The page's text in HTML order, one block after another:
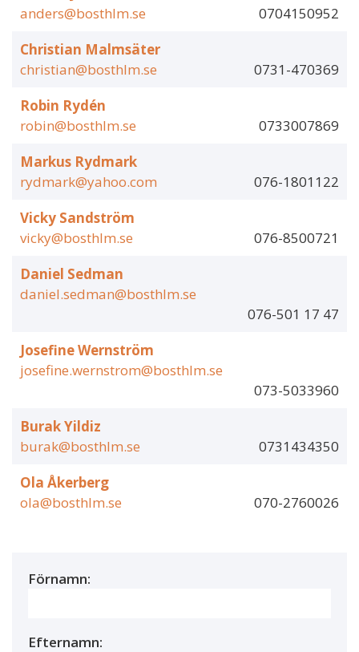
anders@bosthlm.se
0704150952
Christian Malmsäter
christian@bosthlm.se
0731-470369
Robin Rydén
robin@bosthlm.se
0733007869
Markus Rydmark
rydmark@yahoo.com
076-1801122
Vicky Sandström
vicky@bosthlm.se
076-8500721
Daniel Sedman
daniel.sedman@bosthlm.se
076-501 17 47
Josefine Wernström
josefine.wernstrom@bosthlm.se
073-5033960
Burak Yildiz
burak@bosthlm.se
0731434350
Ola Åkerberg
ola@bosthlm.se
070-2760026
Förnamn:
Efternamn: